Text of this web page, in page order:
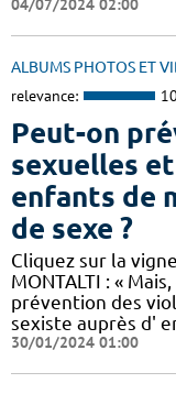
04/07/2024 02:00
ALBUMS PHOTOS ET
relevance:
Peut-on
sexuelles
enfants de
de sexe ?
Cliquez sur la
MONTALTI : «
prévention des
sexiste auprès d'
30/01/2024 01:00